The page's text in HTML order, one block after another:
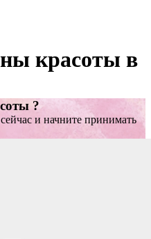
красоты в
?
и начните принимать